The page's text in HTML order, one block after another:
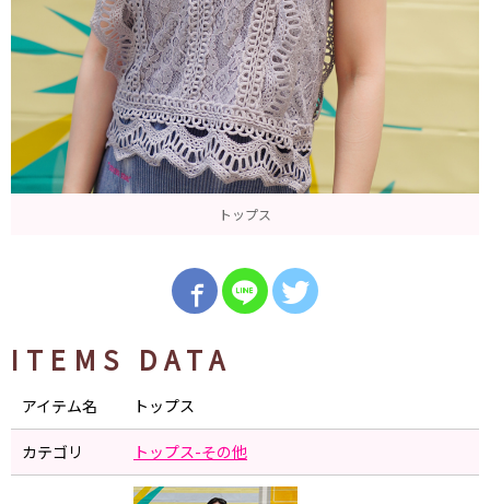
トップス
ITEMS DATA
アイテム名 トップス
カテゴリ トップス-その他